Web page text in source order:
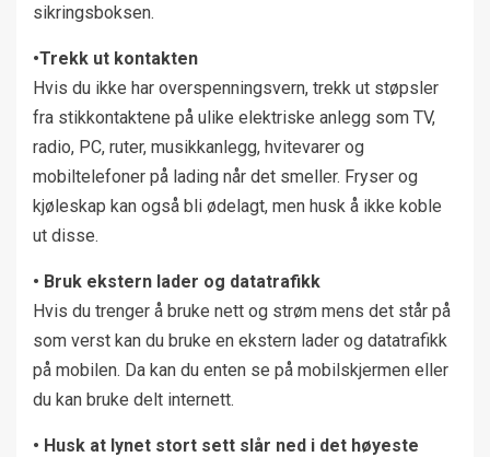
sikringsboksen.
•Trekk ut kontakten
Hvis du ikke har overspenningsvern, trekk ut støpsler
fra stikkontaktene på ulike elektriske anlegg som TV,
radio, PC, ruter, musikkanlegg, hvitevarer og
mobiltelefoner på lading når det smeller. Fryser og
kjøleskap kan også bli ødelagt, men husk å ikke koble
ut disse.
• Bruk ekstern lader og datatrafikk
Hvis du trenger å bruke nett og strøm mens det står på
som verst kan du bruke en ekstern lader og datatrafikk
på mobilen. Da kan du enten se på mobilskjermen eller
du kan bruke delt internett.
• Husk at lynet stort sett slår ned i det høyeste